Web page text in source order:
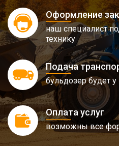
Оформление
наш специалист
технику
Подача
бульдозер будет у
Оплата услуг
возможны все